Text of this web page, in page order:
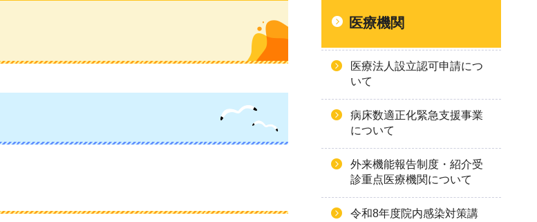
医療機関
医療法人設立認可申請につ
いて
病床数適正化緊急支援事業
について
外来機能報告制度・紹介受
診重点医療機関について
令和8年度院内感染対策講